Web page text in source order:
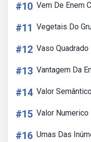
#10 Vem De Enem
#11 Vegetais Do
#12 Vaso
#13 Vantagem Da
#14 Valor
#15 Valor
#16 Umas Das